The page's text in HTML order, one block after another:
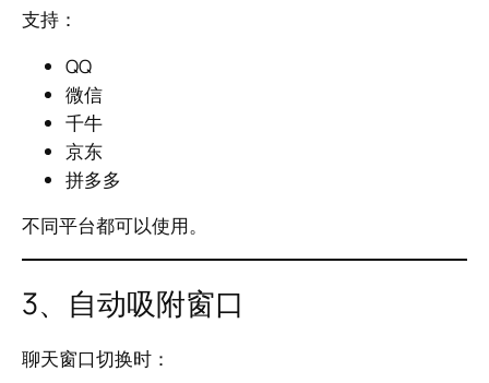
支持：
QQ
微信
千牛
京东
拼多多
不同平台都可以使用。
3、自动吸附窗口
聊天窗口切换时：